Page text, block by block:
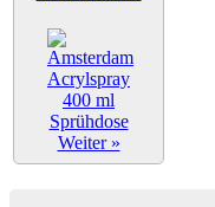
Weiter »